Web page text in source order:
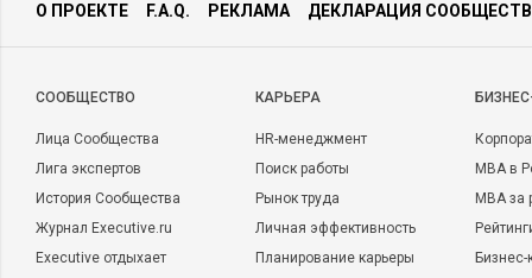
О ПРОЕКТЕ F.A.Q. РЕКЛАМА ДЕКЛАРАЦИЯ
CООБЩЕСТВО
Лица Сообщества
Лига экспертов
История Сообщества
Журнал Executive.ru
Executive отдыхает
КАРЬЕРА
HR-менеджмент
Поиск работы
Рынок труда
Личная эффективность
Планирование карьеры
MBA в
MBA
Бизнес-